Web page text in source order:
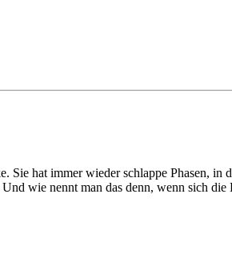
hat immer wieder schlappe Phasen, in
wie nennt man das denn, wenn sich die